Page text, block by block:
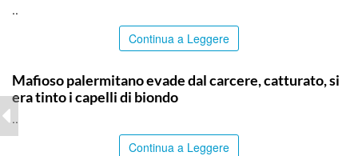
..
Continua a Leggere
Mafioso palermitano evade dal carcere, catturato, si
era tinto i capelli di biondo
..
Continua a Leggere